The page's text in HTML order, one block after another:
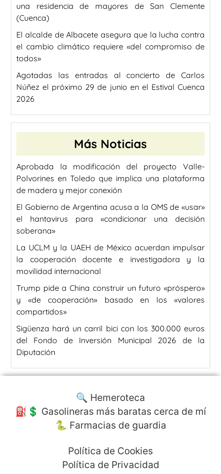
una residencia de mayores de San Clemente
(Cuenca)
El alcalde de Albacete asegura que la lucha contra
el cambio climático requiere «del compromiso de
todos»
Agotadas las entradas al concierto de Carlos
Núñez el próximo 29 de junio en el Estival Cuenca
2026
Más Noticias
Aprobada la modificación del proyecto Valle-
Polvorines en Toledo que implica una plataforma
de madera y mejor conexión
El Gobierno de Argentina acusa a la OMS de «usar»
el hantavirus para «condicionar una decisión
soberana»
La UCLM y la UAEH de México acuerdan impulsar
la cooperación docente e investigadora y la
movilidad internacional
Trump pide a China construir un futuro «próspero»
y «de cooperación» basado en los «valores
compartidos»
Sigüenza hará un carril bici con los 300.000 euros
del Fondo de Inversión Municipal 2026 de la
Diputación
🔍 Hemeroteca
⛽️💲 Gasolineras más baratas cerca de mí
🐍 Farmacias de guardia
Política de Cookies
Política de Privacidad